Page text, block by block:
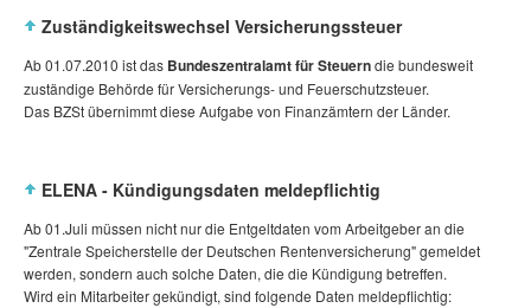
Zuständigkeitswechsel Versicherungssteuer
Ab 01.07.2010 ist das Bundeszentralamt für Steuerndie bundesweit
zuständige Behörde für Versicherungs- und Feuerschutzsteuer.
Das BZSt übernimmt diese Aufgabe von Finanzämtern der Länder.
ELENA - Kündigungsdaten meldepflichtig
Ab 01.Juli müssen nicht nur die Entgeltdaten vom Arbeitgeber an die
"Zentrale Speicherstelle der Deutschen Rentenversicherung" gemeldet
werden, sondern auch solche Daten, die die Kündigung betreffen.
Wird ein Mitarbeiter gekündigt, sind folgende Daten meldepflichtig: